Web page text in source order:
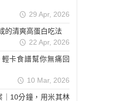
29 Apr, 2026
的清爽高蛋白吃法
22 Apr, 2026
卡食譜幫你無痛回
10 Mar, 2026
｜10分鐘，用米其林